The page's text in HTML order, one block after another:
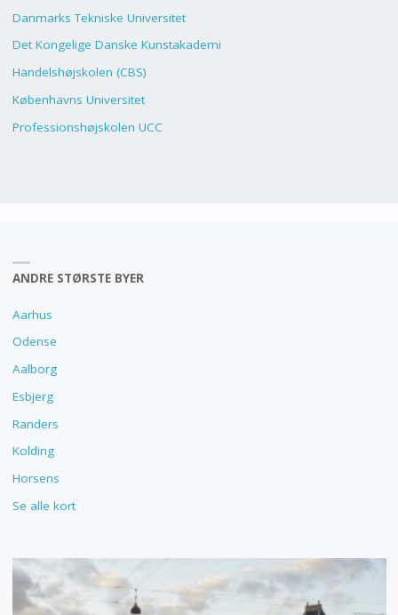
Danmarks Tekniske Universitet
Det Kongelige Danske Kunstakademi
Handelshøjskolen (CBS)
Københavns Universitet
Professionshøjskolen UCC
ANDRE STØRSTE BYER
Aarhus
Odense
Aalborg
Esbjerg
Randers
Kolding
Horsens
Se alle kort